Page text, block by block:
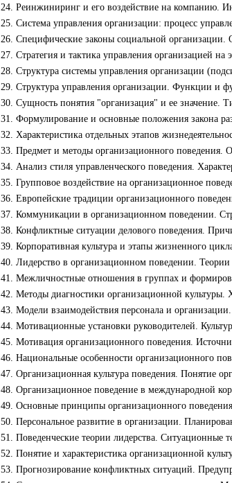
24. Реинжиниринг и его воздействие на компанию.
25. Система управления организации: процесс
26. Специфические законы социальной
27. Стратегия и тактика управления организацией
28. Структура системы управления организации
29. Структура управления организации. Функции и
30. Сущность понятия "организация" и ее значение.
31. Формулирование и основные положения закона
32. Характеристика отдельных этапов
33. Предмет и методы организационного поведения.
34. Анализ стиля управленческого поведения.
35. Групповое воздействие на организационное
36. Европейские традиции организационного
37. Коммуникации в организационном поведении.
38. Конфликтные ситуации делового поведения.
39. Корпоративная культура и этапы жизненного
40. Лидерство в организационном поведении. Теории
41. Межличностные отношения в группах и
42. Методы диагностики организационной культуры.
43. Модели взаимодействия персонала и
44. Мотивационные установки руководителей.
45. Мотивация организационного поведения.
46. Национальные особенности организационного
47. Организационная культура поведения. Понятие
48. Организационное поведение в международной
49. Основные принципы организационного
50. Персональное развитие в организации.
51. Поведенческие теории лидерства. Ситуационные
52. Понятие и характеристика организационной
53. Прогнозирование конфликтных ситуаций.